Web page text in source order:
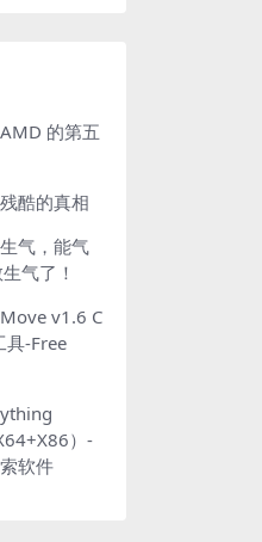
的第五
酷的真相
气，能气
气了！
v1.6 C
具-Free
）-
软件